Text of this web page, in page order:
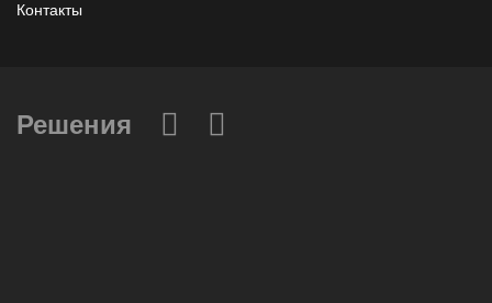
Контакты
Решения